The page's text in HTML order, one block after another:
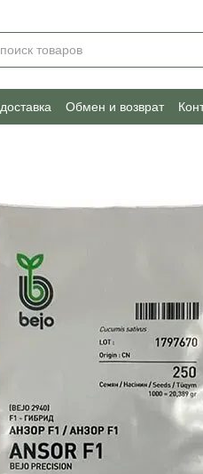
Обмен и возврат